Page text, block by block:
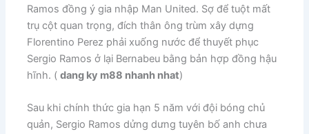
Ramos đồng ý gia nhập Man United. Sợ để tuột mất
trụ cột quan trọng, đích thân ông trùm xây dựng
Florentino Perez phải xuống nước để thuyết phục
Sergio Ramos ở lại Bernabeu bằng bản hợp đồng hậu
hĩnh. (dang ky m88 nhanh nhat)
Sau khi chính thức gia hạn 5 năm với đội bóng chủ
quản, Sergio Ramos dửng dưng tuyên bố anh chưa